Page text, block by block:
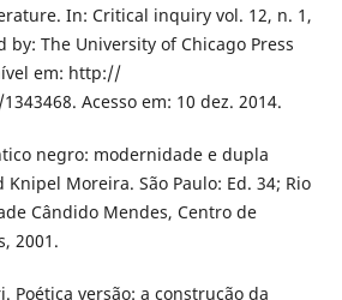
In: Critical inquiry vol. 12, n. 1,
by: The University of Chicago Press
em: http://
Acesso em: 10 dez. 2014.
negro: modernidade e dupla
Knipel Moreira. São Paulo: Ed. 34; Rio
Cândido Mendes, Centro de
2001.
Poética versão: a construção da